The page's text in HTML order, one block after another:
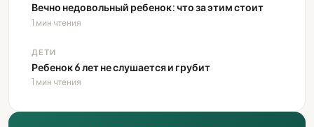
Вечно недовольный ребенок: что за этим стоит
1 мин чтения
ДЕТИ
Ребенок 6 лет не слушается и грубит
1 мин чтения